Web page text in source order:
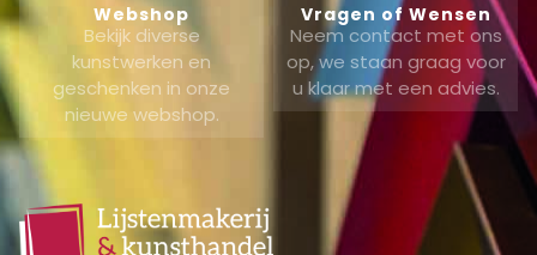
Webshop
Bekijk diverse
kunstwerken en
geschenken in onze
nieuwe webshop.
Vragen of Wensen
Neem contact met ons
op, we staan graag voor
u klaar met een advies.